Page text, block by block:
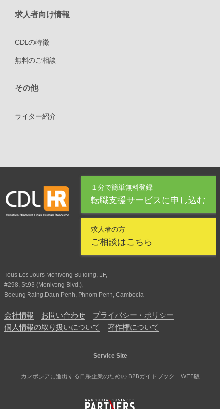
求人者向け情報
CDLの特徴
無料のご相談
その他
ライター紹介
１分で簡単無料登録
転職支援サービスに申し込む
求人者の方
ご相談はこちら
Tous Les Jours Monivong Building, 1F,
#298, St.93 (Monivong Blvd.),
Boeung Raing,Daun Penh, Phnom Penh, Cambodia
会社情報 お問い合わせ
プライバシー・ポリシー
個人情報の取り扱いについて
著作権について
Service Site
カンボジアに進出する日系企業のための B2Bガイドブック WEB版